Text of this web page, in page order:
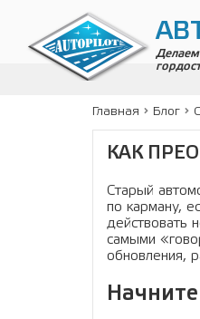
Главная Блог
КАК
Старый
по карману,
действовать
самыми
обновления,
Адрес:
Чагинская